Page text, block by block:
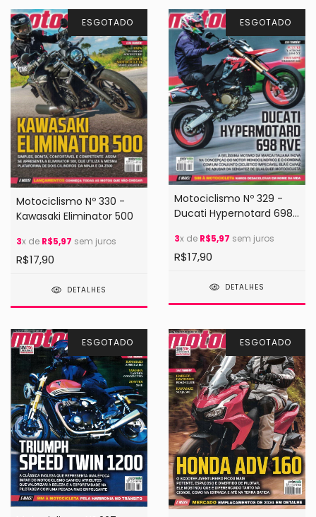
ESGOTADO
Motociclismo Nº 330 -
Kawasaki Eliminator 500
3x de R$5,97 sem juros
R$17,90
DETALHES
ESGOTADO
Motociclismo Nº 329 -
Ducati Hypernotard 698
3x de R$5,97 sem juros
R$17,90
DETALHES
ESGOTADO ESGOTADO